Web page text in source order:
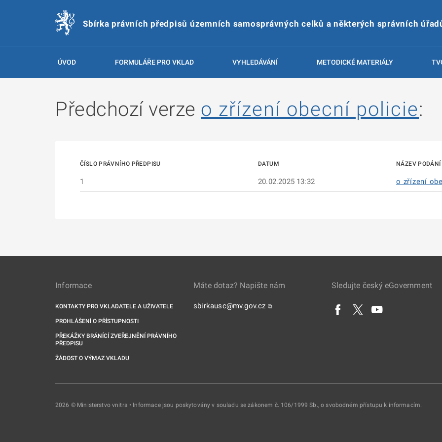
Sbírka právních předpisů územních samosprávných celků a některých správních
ÚVOD FORMULÁŘE PRO VKLAD VYHLEDÁVÁNÍ METODICKÉ MATERIÁLY
Předchozí verze o zřízení obecní policie:
ČÍSLO PRÁVNÍHO PŘEDPISU DATUM NÁZEV PODÁNÍ
1 20.02.2025 13:32 o zřízení
Informace
KONTAKTY PRO VKLADATELE A UŽIVATELE
PROHLÁŠENÍ O PŘÍSTUPNOSTI
PŘEKÁŽKY BRÁNÍCÍ ZVEŘEJNĚNÍ PRÁVNÍHO
PŘEDPISU
ŽÁDOST O VÝMAZ VKLADU
Máte dotaz? Napište nám
sbirkausc@mv.gov.cz ⧉
Sledujte český eGovernment
2026 © Ministerstvo vnitra • Informace jsou poskytovány v souladu se zákonem č. 106/1999 Sb., o svobodném přístupu k informacím.